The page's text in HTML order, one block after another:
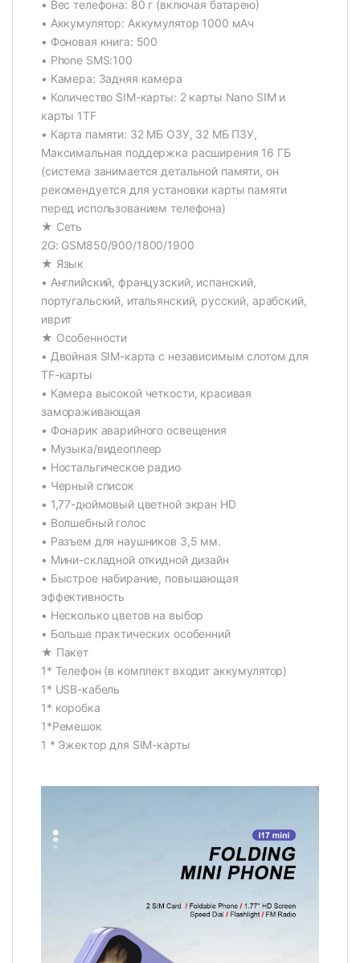
• Вес телефона: 80 г (включая батарею)
• Аккумулятор: Аккумулятор 1000 мАч
• Фоновая книга: 500
• Phone SMS:100
• Камера: Задняя камера
• Количество SIM-карты: 2 карты Nano SIM и
карты 1TF
• Карта памяти: 32 МБ ОЗУ, 32 МБ ПЗУ,
Максимальная поддержка расширения 16 ГБ
(система занимается детальной памяти, он
рекомендуется для установки карты памяти
перед использованием телефона)
★ Сеть
2G: GSM850/900/1800/1900
★ Язык
• Английский, французский, испанский,
португальский, итальянский, русский, арабский,
иврит
★ Особенности
• Двойная SIM-карта с независимым слотом для
TF-карты
• Камера высокой четкости, красивая
замораживающая
• Фонарик аварийного освещения
• Музыка/видеоплеер
• Ностальгическое радио
• Черный список
• 1,77-дюймовый цветной экран HD
• Волшебный голос
• Разъем для наушников 3,5 мм.
• Мини-складной откидной дизайн
• Быстрое набирание, повышающая
эффективность
• Несколько цветов на выбор
• Больше практических особенний
★ Пакет
1* Телефон (в комплект входит аккумулятор)
1* USB-кабель
1* коробка
1*Ремешок
1 * Эжектор для SIM-карты